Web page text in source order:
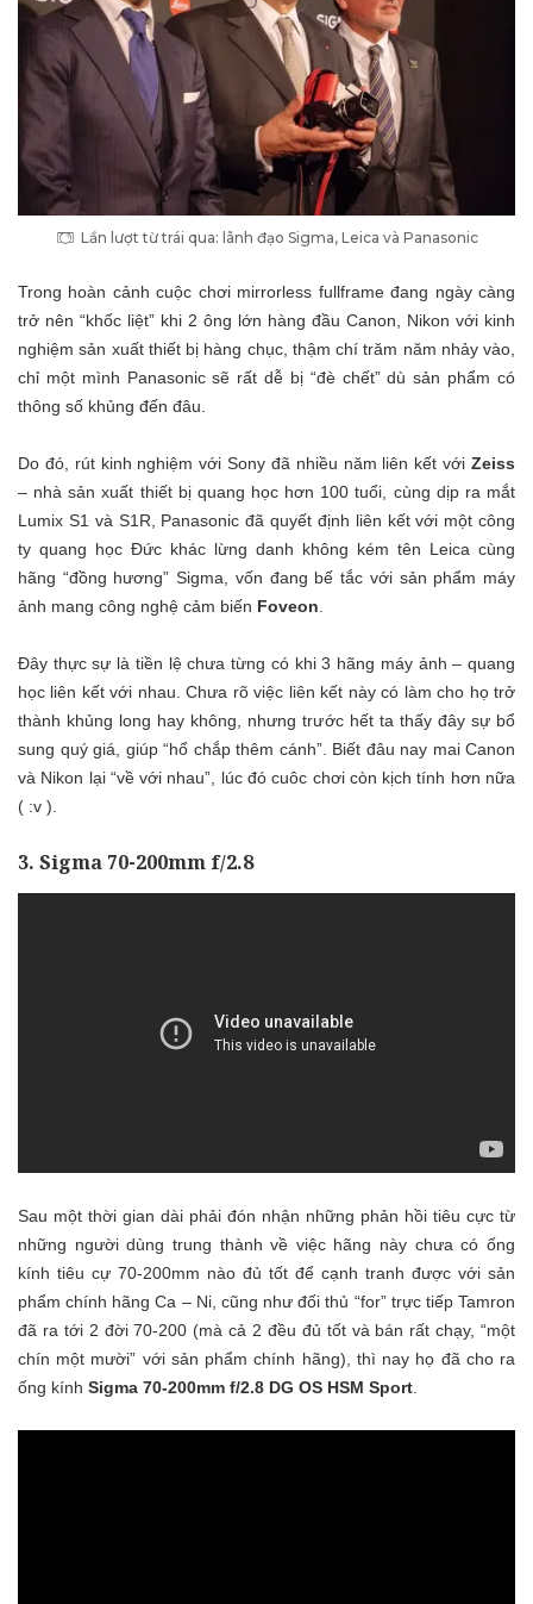
Lần lượt từ trái qua: lãnh đạo Sigma, Leica và Panasonic
Trong hoàn cảnh cuộc chơi mirrorless fullframe đang ngày càng
trở nên “khốc liệt” khi 2 ông lớn hàng đầu Canon, Nikon với kinh
nghiệm sản xuất thiết bị hàng chục, thậm chí trăm năm nhảy vào,
chỉ một mình Panasonic sẽ rất dễ bị “đè chết” dù sản phẩm có
thông số khủng đến đâu.
Do đó, rút kinh nghiệm với Sony đã nhiều năm liên kết với Zeiss
– nhà sản xuất thiết bị quang học hơn 100 tuổi, cùng dịp ra mắt
Lumix S1 và S1R, Panasonic đã quyết định liên kếtvới một công
ty quang học Đức khác lừng danh không kém tên Leica cùng
hãng “đồng hương” Sigma, vốn đang bế tắc với sản phẩm máy
ảnh mang công nghệ cảm biến Foveon
Đây thực sự là tiền lệ chưa từng có khi 3 hãng máy ảnh – quang
học liên kết với nhau. Chưa rõ việc liên kết này có làm cho họ trở
thành khủng long hay không, nhưng trước hết ta thấy đây sự bổ
sung quý giá, giúp “hổ chắp thêm cánh”. Biết đâu nay mai Canon
và Nikon lại “về với nhau”, lúc đó cuôc chơi còn kịch tính hơn nữa
( :v ).
3. Sigma 70-200mm f/2.8
Sau một thời gian dài phải đón nhận những phản hồi tiêu cực từ
những người dùng trung thành về việc hãng này chưa có ống
kính tiêu cự 70-200mm nào đủ tốt để cạnh tranh được với sản
phẩm chính hãng Ca – Ni, cũng như đối thủ “for” trực tiếp Tamron
đã ra tới 2 đời 70-200 (mà cả 2 đều đủ tốt và bán rất chạy, “một
chín một mười” với sản phẩm chính hãng), thì nay họ đã cho ra
ống kính Sigma 70-200mm f/2.8 DG OS HSM Sport